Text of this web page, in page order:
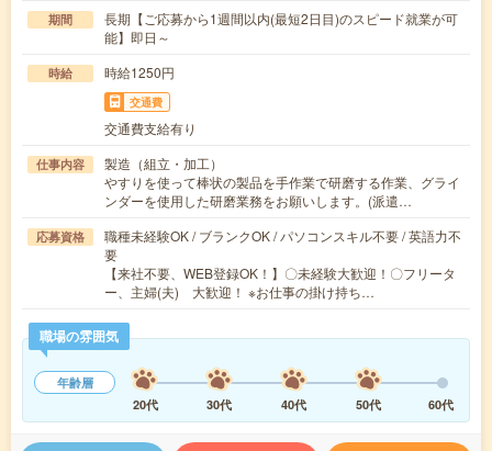
期間
長期【ご応募から1週間以内(最短2日目)のスピード就業が可
能】即日～
時給 時給1250円
交通費
交通費支給有り
仕事内容
製造（組立・加工）
やすりを使って棒状の製品を手作業で研磨する作業、グライ
ンダーを使用した研磨業務をお願いします。(派遣…
応募資格
職種未経験OK / ブランクOK / パソコンスキル不要 / 英語力不
要
【来社不要、WEB登録OK！】〇未経験大歓迎！〇フリータ
ー、主婦(夫) 大歓迎！ ※お仕事の掛け持ち…
職場の雰囲気
年齢層
20代
30代 40代 50代 60代